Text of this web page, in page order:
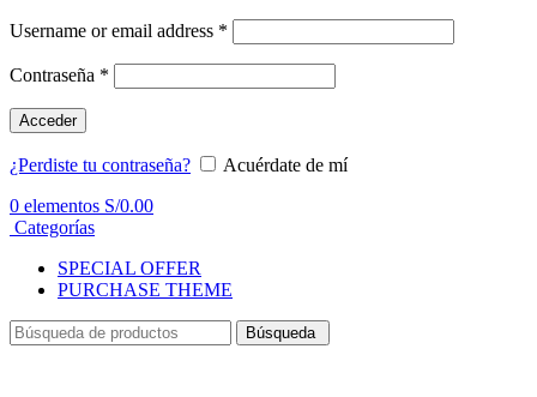
Username or email address *
Contraseña *
Acceder
¿Perdiste tu contraseña?
Acuérdate de mí
0 elementos S/0.00
Categorías
SPECIAL OFFER
PURCHASE THEME
Búsqueda